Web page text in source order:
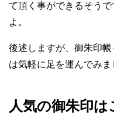
て頂く事ができるそう
よ。
後述しますが、御朱印
は気軽に足を運んでみま
人気の御朱印は